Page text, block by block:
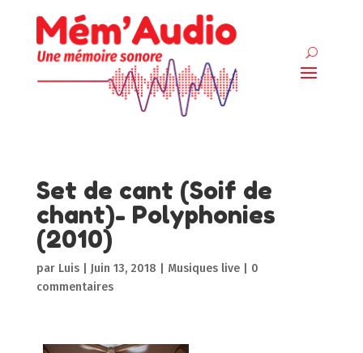
Set de cant (Soif de
chant)- Polyphonies
(2010)
par Luis| Juin 13, 2018 Musiques live| 0
commentaires